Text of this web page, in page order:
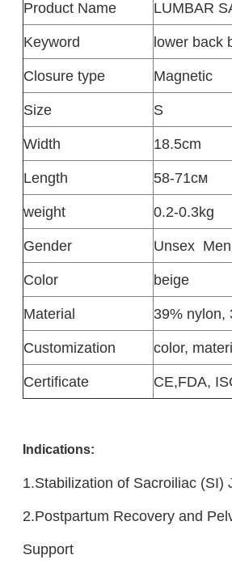
Product Name LUMBAR
Keyword
lower back
Closure type
Magnetic
Size
S
Width
18.5cm
Length
58-71см
weight
0.2-0.3kg
Gender
Unsex
Color
beige
Material
39% nylon,
Customization
color,
Certificate
CE,FDA,
Indications:
1.Stabilization of Sacroiliac (SI)
2.Postpartum Recovery and
Support